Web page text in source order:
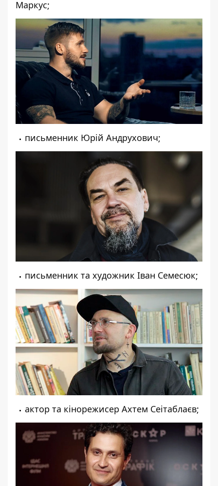
Маркус;
письменник Юрій Андрухович;
письменник та художник Іван Семесюк;
актор та кінорежисер Ахтем Сеітаблаєв;